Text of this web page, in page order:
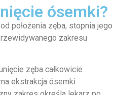
ósemki?
położenia zęba, stopnia jego
zakresu
zęba całkowicie
ekstrakcja ósemki